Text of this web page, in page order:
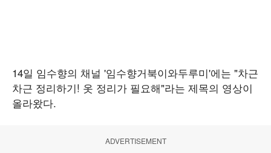
14일 임수향의 채널 '임수향거북이와두루미'에는 "차근
차근 정리하기! 옷 정리가 필요해"라는 제목의 영상이
올라왔다.
ADVERTISEMENT